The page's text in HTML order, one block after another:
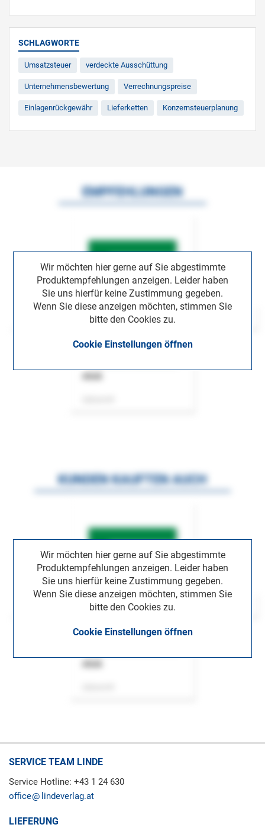
SCHLAGWORTE
Umsatzsteuer verdeckte Ausschüttung
Unternehmensbewertung Verrechnungspreise
Einlagenrückgewähr Lieferketten Konzernsteuerplanung
Wir möchten hier gerne auf Sie abgestimmte
Produktempfehlungen anzeigen. Leider haben
Sie uns hierfür keine Zustimmung gegeben.
Wenn Sie diese anzeigen möchten, stimmen Sie
bitte den Cookies zu.
Cookie Einstellungen öffnen
EMPFEHLUNGEN
Wir möchten hier gerne auf Sie abgestimmte
Produktempfehlungen anzeigen. Leider haben
Sie uns hierfür keine Zustimmung gegeben.
Wenn Sie diese anzeigen möchten, stimmen Sie
bitte den Cookies zu.
Cookie Einstellungen öffnen
KUNDEN KAUFTEN AUCH
SERVICE TEAM LINDE
Service Hotline: +43 1 24 630
office
lindeverlag.at
LIEFERUNG